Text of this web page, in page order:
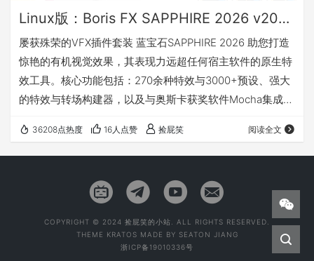
Linux版：Boris FX SAPPHIRE 2026 v2026.0.0_蓝宝石视效插件_For OFX (Nuke/Resolve/Fusion等)
屡获殊荣的VFX插件套装 蓝宝石SAPPHIRE 2026 助您打造
惊艳的有机视觉效果，其表现力远超任何宿主软件的原生特
效工具。核心功能包括：270余种特效与3000+预设、强大
的特效与转场构建器，以及与奥斯卡获奖软件Mocha集成的
染速度可大幅节省时间——让创作者专注于核心价值，打造
令观众流连忘返的震撼效果。 SAPPHIRE 2026 更新了什么
持 具体支持的版本请查阅：点击前往 安装方…
36208点热度 16人点赞 捡屁笑 阅读全文
COPYRIGHT © 2024 捡屁笑的小站. ALL RIGHTS RESERVED.
THEME KRATOS MADE BY SEATON JIANG
浙ICP备19010336号